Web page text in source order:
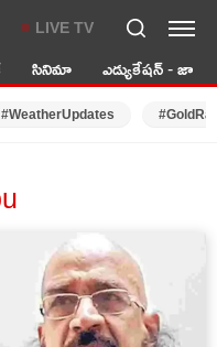
LIVE TV
సినిమా ఎడ్యుకేషన్ - జాబ్స్
#WeatherUpdates